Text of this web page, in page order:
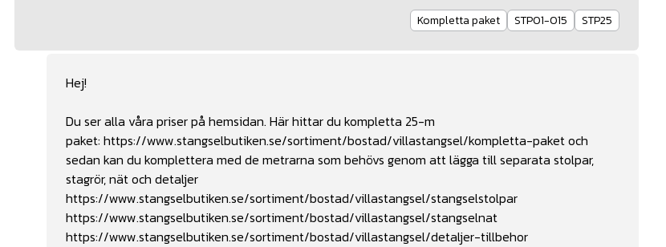
Kompletta paket STP01-015 STP25
Hej!
Du ser alla våra priser på hemsidan. Här hittar du kompletta 25-m
paket: https://www.stangselbutiken.se/sortiment/bostad/villastangsel/kompletta-paketoch
sedan kan du komplettera med de metrarna som behövs genom att lägga till separata stolpar,
stagrör, nät och detaljer
https://www.stangselbutiken.se/sortiment/bostad/villastangsel/stangselstolpar
https://www.stangselbutiken.se/sortiment/bostad/villastangsel/stangselnat
https://www.stangselbutiken.se/sortiment/bostad/villastangsel/detaljer-tillbehor